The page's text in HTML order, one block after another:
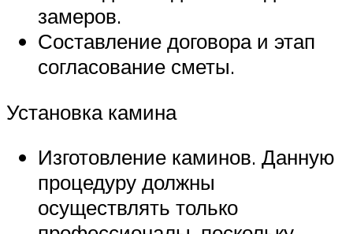
замеров.
Составление договора и этап
согласование сметы.
Установка камина
Изготовление каминов. Данную
процедуру должны
осуществлять только